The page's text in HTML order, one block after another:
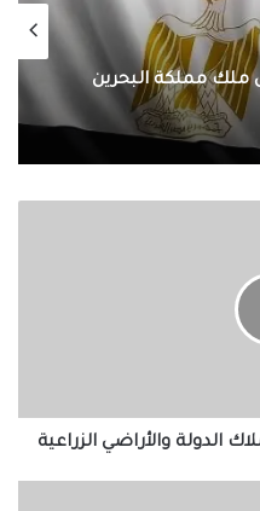
مملكة البحرين